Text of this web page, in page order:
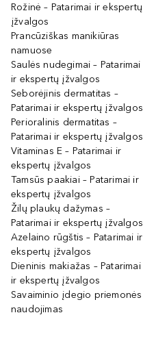
Rožinė – Patarimai ir ekspertų
įžvalgos
Prancūziškas manikiūras
namuose
Saulės nudegimai – Patarimai
ir ekspertų įžvalgos
Seborėjinis dermatitas –
Patarimai ir ekspertų įžvalgos
Perioralinis dermatitas –
Patarimai ir ekspertų įžvalgos
Vitaminas E – Patarimai ir
ekspertų įžvalgos
Tamsūs paakiai – Patarimai ir
ekspertų įžvalgos
Žilų plaukų dažymas –
Patarimai ir ekspertų įžvalgos
Azelaino rūgštis – Patarimai ir
ekspertų įžvalgos
Dieninis makiažas – Patarimai
ir ekspertų įžvalgos
Savaiminio įdegio priemonės
naudojimas